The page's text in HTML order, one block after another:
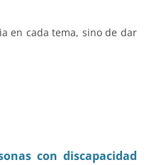
en cada tema, sino de dar
con discapacidad